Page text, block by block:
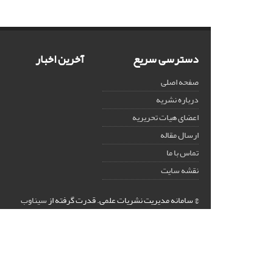
دسترسی سریع
صفحه اصلی
درباره نشریه
اعضای هیات تحریریه
ارسال مقاله
تماس با ما
نقشه سایت
آخرین اخبار
© سامانه مدیریت نشریات علمی.قدرت گرفته ازسیناوب